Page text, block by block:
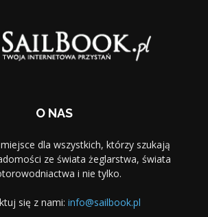
O NAS
dla wszystkich, którzy szukają
ze świata żeglarstwa, świata
i nie tylko.
się z nami: info@sailbook.pl